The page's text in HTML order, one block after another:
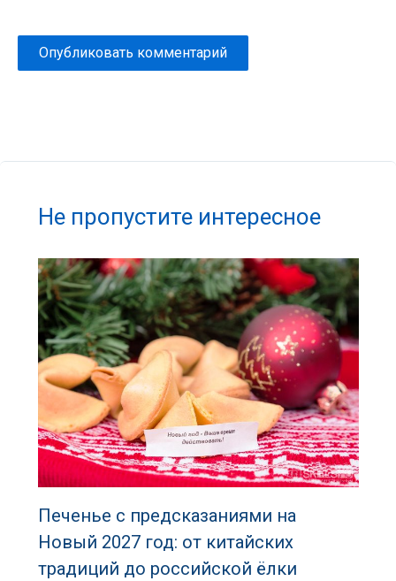
Не пропустите интересное
Печенье с предсказаниями на
Новый 2027 год: от китайских
традиций до российской ёлки